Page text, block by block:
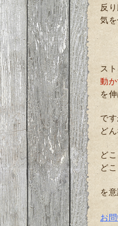
反
気を
ス
動
を
です
ど
ど
どこ
を
お